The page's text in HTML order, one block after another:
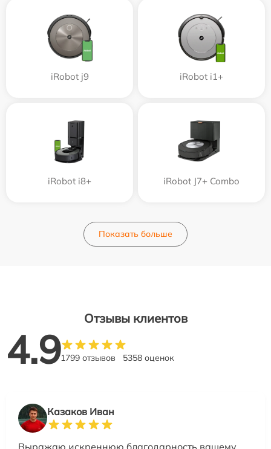
iRobot j9 iRobot i1+
iRobot i8+ iRobot J7+ Combo
Показать больше
Отзывы клиентов
4.91799 отзывов 5358 оценок
Казаков Иван
Выражаю искреннюю благодарность вашему